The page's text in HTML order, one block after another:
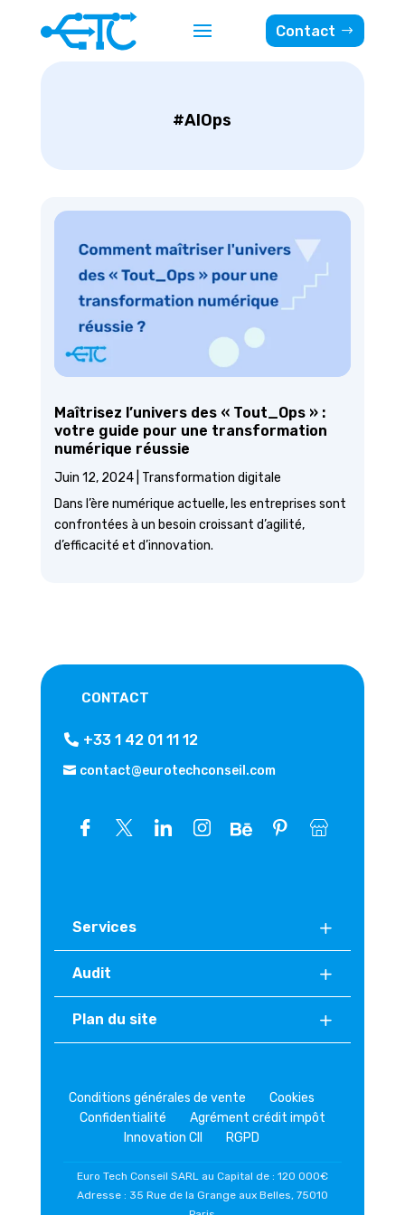
Contact
#AIOps
Maîtrisez l’univers des « Tout_Ops » :
votre guide pour une transformation
numérique réussie
Juin 12, 2024| Transformation digitale
Dans l’ère numérique actuelle, les entreprises sont
confrontées à un besoin croissant d’agilité,
d’efficacité et d’innovation.
CONTACT
+33 1 42 01 11 12
contact@eurotechconseil.com
Services
Audit
Plan du site
Conditions générales de vente
Cookies
Confidentialité
Agrément crédit impôt
Innovation CII
RGPD
Euro Tech Conseil SARL au Capital de : 120 000€
Adresse : 35 Rue de la Grange aux Belles, 75010